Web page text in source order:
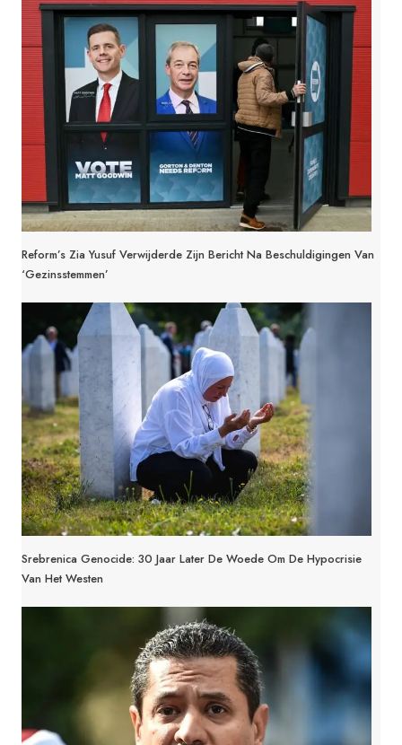
Reform’s Zia Yusuf Verwijderde Zijn Bericht Na Beschuldigingen Van
‘gezinsstemmen’
Srebrenica Genocide: 30 Jaar Later De Woede Om De Hypocrisie
Van Het Westen